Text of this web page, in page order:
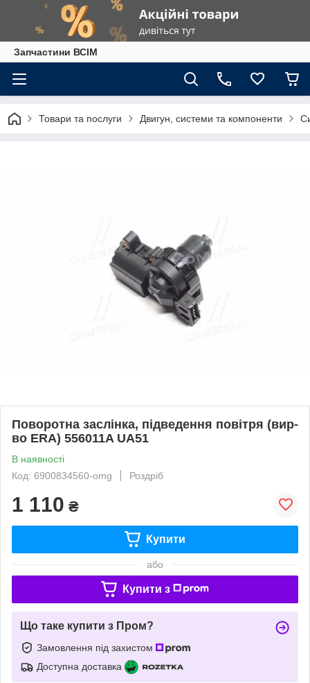
Запчастини ВСІМ
Товари та послуги Двигун, системи та компоненти
Поворотна заслінка, підведення повітря (вир-
во ERA) 556011A UA51
В наявності
Код: 6900834560-omg
Роздріб
1 110 ₴
Купити
або
Купити з
Що таке купити з Пром?
Замовлення під захистом
Доступна доставка